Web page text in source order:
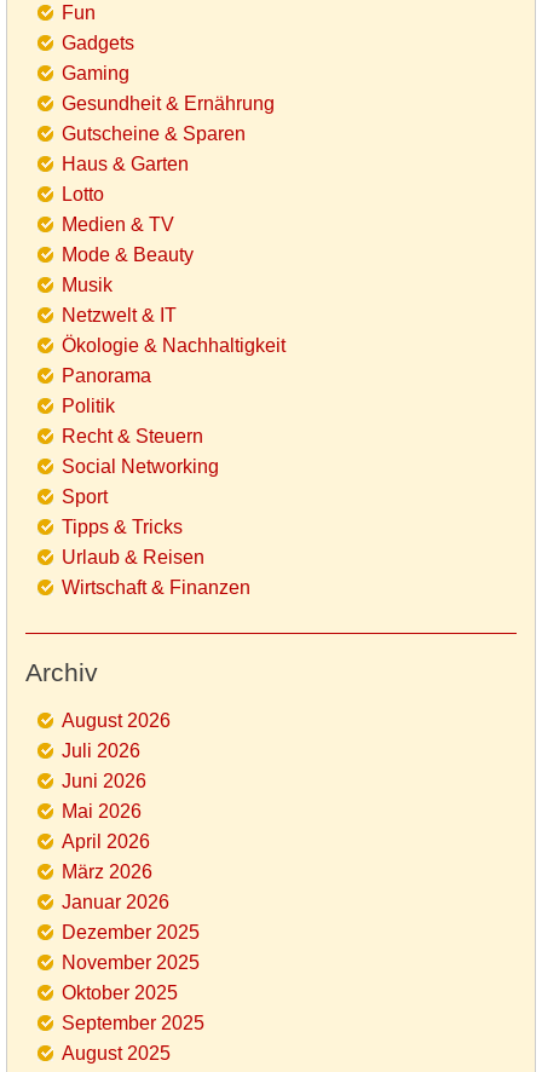
Fun
Gadgets
Gaming
Gesundheit & Ernährung
Gutscheine & Sparen
Haus & Garten
Lotto
Medien & TV
Mode & Beauty
Musik
Netzwelt & IT
Ökologie & Nachhaltigkeit
Panorama
Politik
Recht & Steuern
Social Networking
Sport
Tipps & Tricks
Urlaub & Reisen
Wirtschaft & Finanzen
Archiv
August 2026
Juli 2026
Juni 2026
Mai 2026
April 2026
März 2026
Januar 2026
Dezember 2025
November 2025
Oktober 2025
September 2025
August 2025